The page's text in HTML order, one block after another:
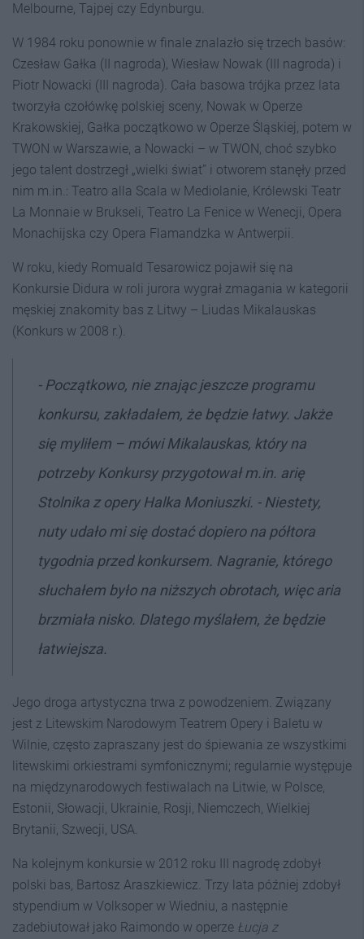
Melbourne, Tajpej czy Edynburgu.
W 1984 roku ponownie w finale znalazło się trzech basów:
Czesław Gałka (II nagroda), Wiesław Nowak (III nagroda) i
Piotr Nowacki (III nagroda). Cała basowa trójka przez lata
tworzyła czołówkę polskiej sceny, Nowak w Operze
Krakowskiej, Gałka początkowo w Operze Śląskiej, potem w
TWON w Warszawie, a Nowacki – w TWON, choć szybko
jego talent dostrzegł „wielki świat” i otworem stanęły przed
nim m.in.: Teatro alla Scala w Mediolanie, Królewski Teatr
La Monnaie w Brukseli, Teatro La Fenice w Wenecji, Opera
Monachijska czy Opera Flamandzka w Antwerpii.
W roku, kiedy Romuald Tesarowicz pojawił się na
Konkursie Didura w roli jurora wygrał zmagania w kategorii
męskiej znakomity bas z Litwy – Liudas Mikalauskas
(Konkurs w 2008 r.).
- Początkowo, nie znając jeszcze programu
konkursu, zakładałem, że będzie łatwy. Jakże
się myliłem – mówi Mikalauskas, który na
potrzeby Konkursy przygotował m.in. arię
Stolnika z opery Halka Moniuszki. - Niestety,
nuty udało mi się dostać dopiero na półtora
tygodnia przed konkursem. Nagranie, którego
słuchałem było na niższych obrotach, więc aria
brzmiała nisko. Dlatego myślałem, że będzie
łatwiejsza.
Jego droga artystyczna trwa z powodzeniem. Związany
jest z Litewskim Narodowym Teatrem Opery i Baletu w
Wilnie, często zapraszany jest do śpiewania ze wszystkimi
litewskimi orkiestrami symfonicznymi; regularnie występuje
na międzynarodowych festiwalach na Litwie, w Polsce,
Estonii, Słowacji, Ukrainie, Rosji, Niemczech, Wielkiej
Brytanii, Szwecji, USA.
Na kolejnym konkursie w 2012 roku III nagrodę zdobył
polski bas, Bartosz Araszkiewicz. Trzy lata później zdobył
stypendium w Volksoper w Wiedniu, a następnie
zadebiutował jako Raimondo w operze Łucja z